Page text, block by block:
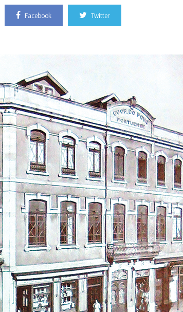
Facebook Twitter